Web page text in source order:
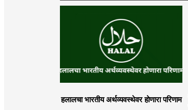
हलालचा भारतीय अर्थव्यवस्थेवर होणारा परिणाम